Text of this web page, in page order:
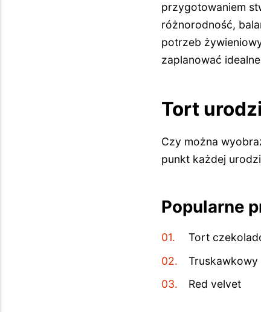
przygotowaniem
różnorodność,
potrzeb
zaplanować
Tort
Czy można
punkt każdej
Popularne
Tort
Red velvet